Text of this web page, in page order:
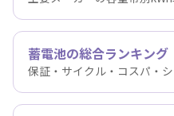
蓄電池の総合ランキング
保証・サイクル・コスパ・シ